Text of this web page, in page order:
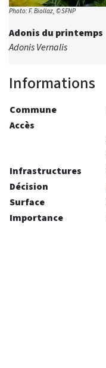
Photo: F. Biollaz, © SFNP
Adonis du printemps
Adonis Vernalis
Informations
Commune
Accès
Infrastructures
Décision
Surface
Importance